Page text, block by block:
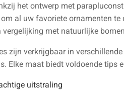
het ontwerp met
al uw favoriete ornamenten
met natuurlijke
zijn verkrijgbaar in
Elke maat biedt voldoende
uitstraling